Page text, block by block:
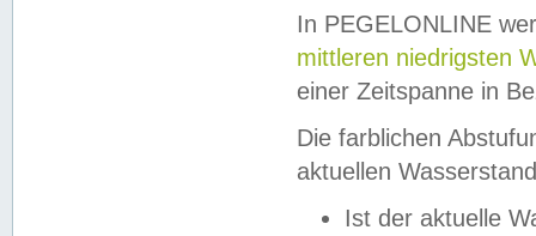
In PEGELONLINE
mittleren niedrigsten
einer Zeitspanne in
Die farblichen
aktuellen
Ist der aktuelle